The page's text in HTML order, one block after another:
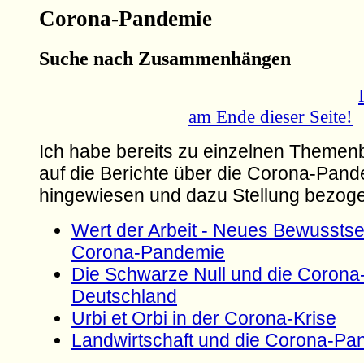
Corona-Pandemie
Suche nach Zusammenhängen
am Ende dieser Seite!
Ich habe bereits zu einzelnen
auf die Berichte über die Corona-
hingewiesen und dazu Stellung
Wert der Arbeit - Neues
Corona-Pandemie
Die Schwarze Null und die
Deutschland
Urbi et Orbi in der Corona-Krise
Landwirtschaft und die Corona-